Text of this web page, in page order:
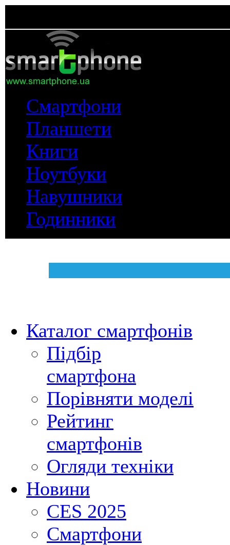
Смартфони
Планшети
Книги
Ноутбуки
Навушники
Годинники
Каталог смартфонів
Підбір
смартфона
Порівняти моделі
Рейтинг
смартфонів
Огляди техніки
Новини
CES 2025
Смартфони